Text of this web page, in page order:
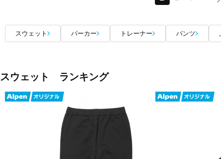
スウェット パーカー トレーナー パンツ
スウェット ランキング